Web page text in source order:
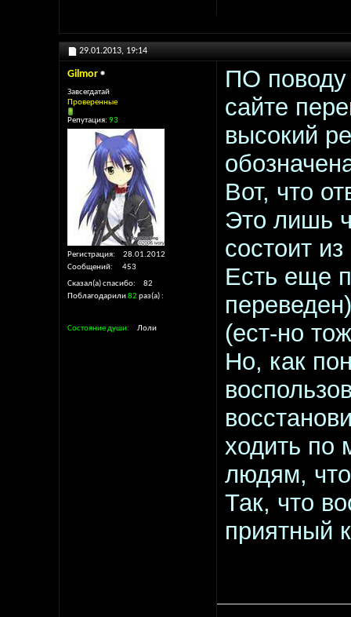
29.01.2013, 19:14
Gilmor
Завсегдатай
Проверенные
Репутация: 93
Регистрация
28.01.2012
Сообщений
453
Сказал(а) спасибо
82
Поблагодарили82 раз(а)
Состояние души Лоли
ПО поводу
сайте
высокий
Вот, что
Это лишь
состоит
Есть еще
(ест-но
Но, как
ходить по
людям,
Так, что
приятный